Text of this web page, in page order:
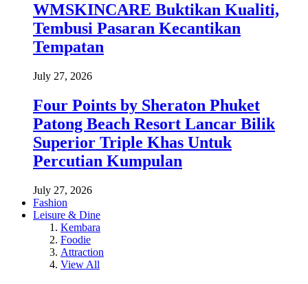
WMSKINCARE Buktikan Kualiti,
Tembusi Pasaran Kecantikan
Tempatan
July 27, 2026
Four Points by Sheraton Phuket
Patong Beach Resort Lancar Bilik
Superior Triple Khas Untuk
Percutian Kumpulan
July 27, 2026
Fashion
Leisure & Dine
Kembara
Foodie
Attraction
View All